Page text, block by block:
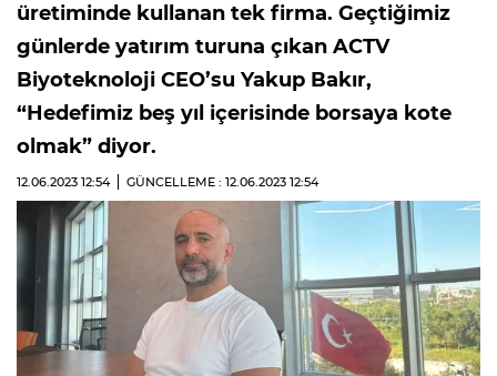
üretiminde kullanan tek firma. Geçtiğimiz
günlerde yatırım turuna çıkan ACTV
Biyoteknoloji CEO’su Yakup Bakır,
“Hedefimiz beş yıl içerisinde borsaya kote
olmak” diyor.
12.06.2023 12:54 GÜNCELLEME : 12.06.2023 12:54